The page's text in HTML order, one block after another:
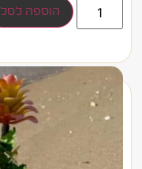
הוספה לסל